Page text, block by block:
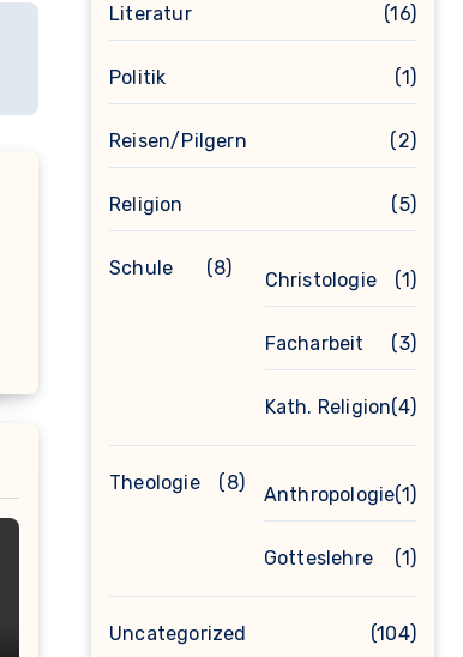
Literatur (16)
Politik (1)
Reisen/Pilgern (2)
Religion (5)
Schule (8)
Christologie (1)
Facharbeit (3)
Kath. Religion(4)
Theologie (8)
Anthropologie(1)
Gotteslehre (1)
Uncategorized (104)